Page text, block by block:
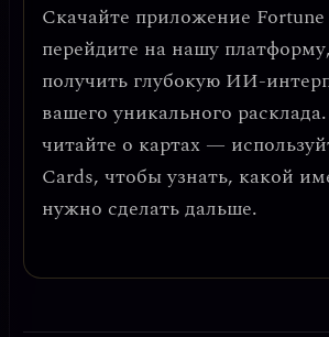
Скачайте приложение
перейдите на нашу
получить глубокую ИИ-
вашего уникального
читайте о картах —
Cards, чтобы узнать, какой
нужно сделать дальше.